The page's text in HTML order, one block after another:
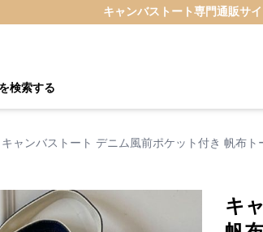
キャンバストート専門通販サ
検索する
キャンバストート デニム風前ポケット付き 帆布ト
キ